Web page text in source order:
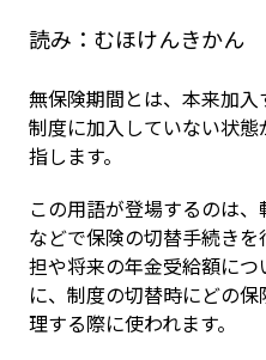
読み： むほけんきかん
無保険期間とは、本来加
制度に加入していない状
指します。
この用語が登場するのは
などで保険の切替手続き
担や将来の年金受給額につ
に、制度の切替時にどの
理する際に使われます。